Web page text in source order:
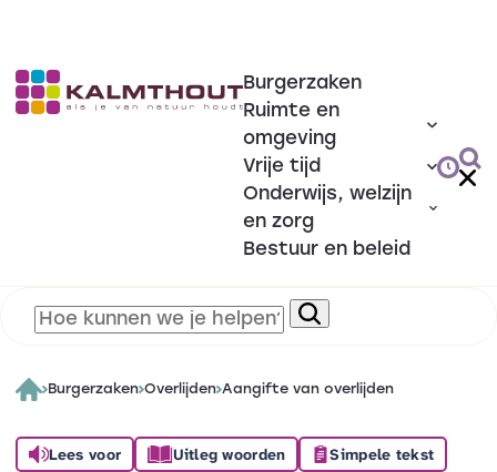
Burgerzaken
Ruimte en
omgeving
Vrije tijd
Onderwijs, welzijn
en zorg
Bestuur en beleid
Burgerzaken Overlijden Aangifte van overlijden
Lees voor Uitleg woorden Simpele tekst